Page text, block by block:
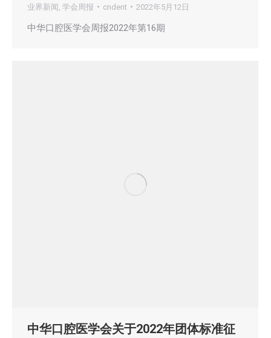
业界新闻 学会周报 cndent 2022年5月12日
中华口腔医学会周报2022年第16期
中华口腔医学会关于2022年团体标准征